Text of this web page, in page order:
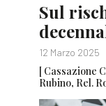
Sul
12 Marzo 2025
[ Cassazione
Rubino, Rel.